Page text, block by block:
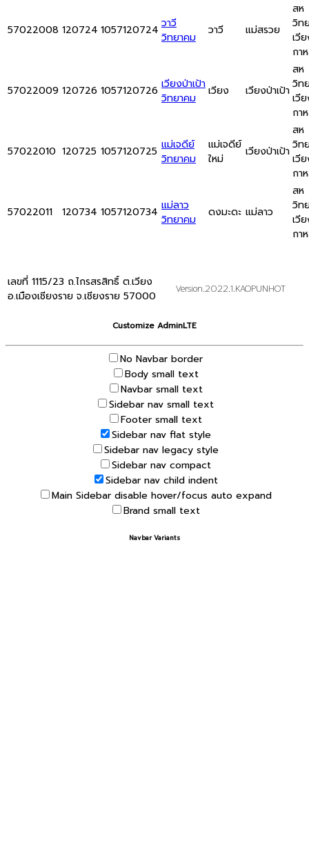
57022008 120724 1057120724 วาวี
วิทยาคม
วาวี แม่สรวย
สห
วิท
เวี
กา
57022009 120726 1057120726 เวียงป่าเป้า
วิทยาคม
เวียง เวียงป่าเป้า
สห
วิท
เวี
กา
57022010 120725 1057120725 แม่เจดีย์
วิทยาคม
แม่เจดีย์
ใหม่
เวียงป่าเป้า
สห
วิท
เวี
กา
57022011 120734 1057120734 แม่ลาว
วิทยาคม
ดงมะดะ แม่ลาว
สห
วิท
เวี
กา
เลขที่ 1115/23 ถ.ไกรสรสิทธิ์ ต.เวียง
อ.เมืองเชียงราย จ.เชียงราย 57000
Version.2022.1.KAOPUNHOT
Customize AdminLTE
No Navbar border
Body small text
Navbar small text
Sidebar nav small text
Footer small text
Sidebar nav flat style
Sidebar nav legacy style
Sidebar nav compact
Sidebar nav child indent
Main Sidebar disable hover/focus auto expand
Brand small text
Navbar Variants